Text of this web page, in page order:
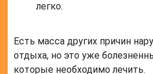
легко.
Есть масса других причин
отдыха, но это уже
которые необходимо лечить.